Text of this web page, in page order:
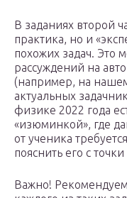
В заданиях второй
практика, но и
похожих задач. Это
рассуждений на
(например, на
актуальных
физике 2022 года
«изюминкой», где
от ученика
пояснить его с
Важно!